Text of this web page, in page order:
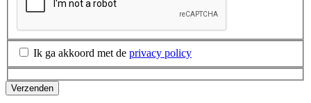
Ik ga akkoord met de privacy policy